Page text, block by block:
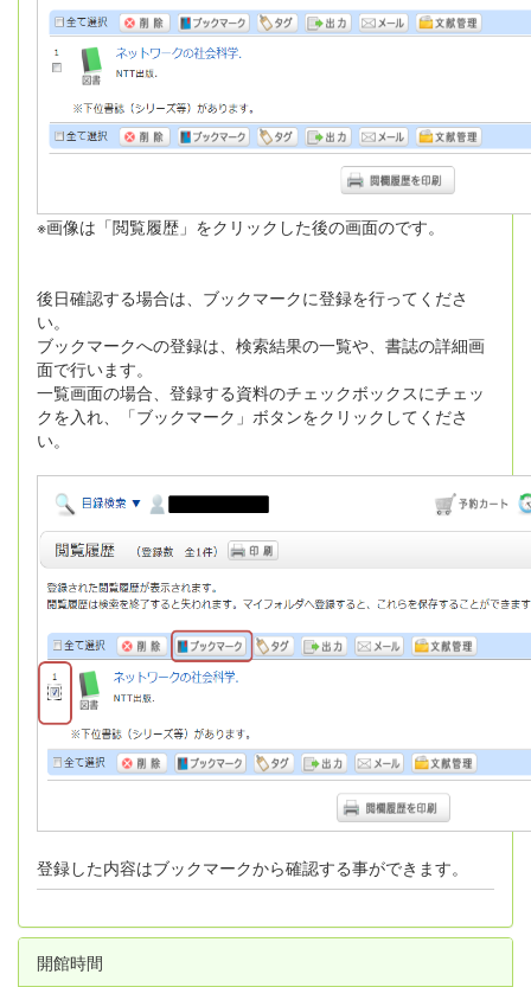
※画像は「閲覧履歴」をクリックした後の画面のです。
後日確認する場合は、ブックマークに登録を行ってくださ
い。
ブックマークへの登録は、検索結果の一覧や、書誌の詳細画
面で行います。
一覧画面の場合、登録する資料のチェックボックスにチェッ
クを入れ、「ブックマーク」ボタンをクリックしてくださ
い。
登録した内容はブックマークから確認する事ができます。
開館時間